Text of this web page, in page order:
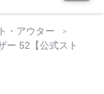
・アウター
ー 52【公式スト